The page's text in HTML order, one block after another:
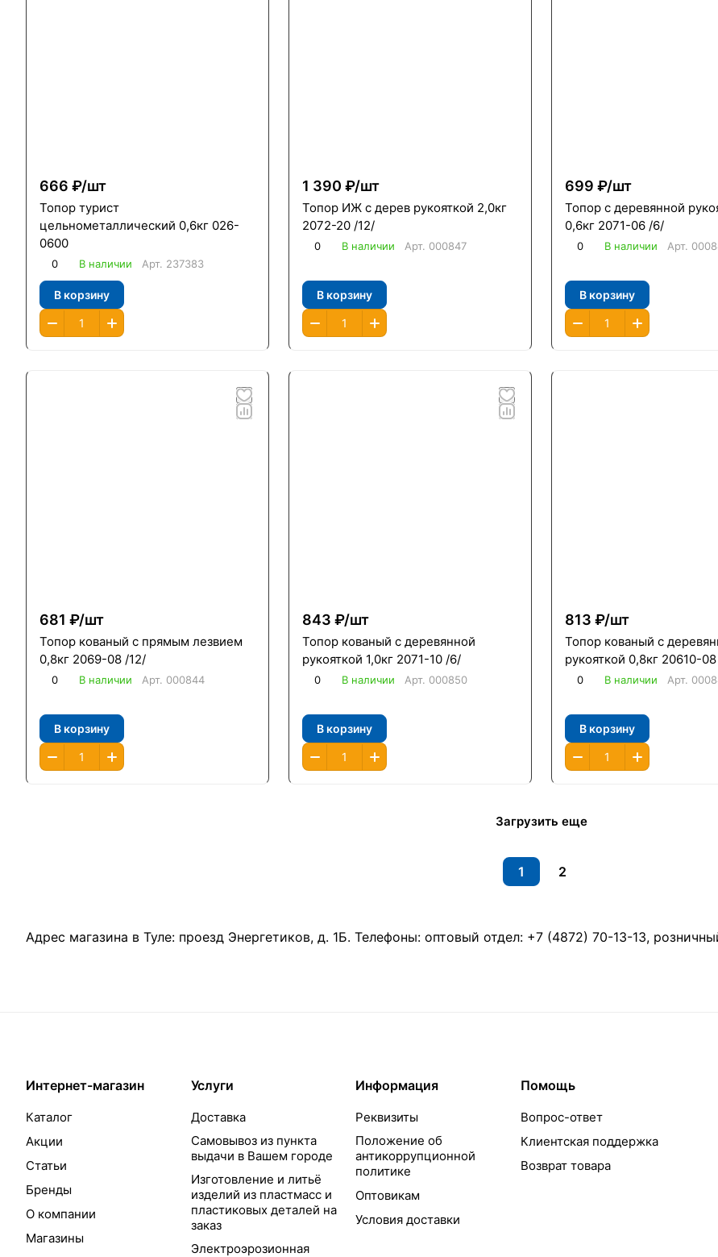
666 ₽/шт
Топор турист
цельнометаллический 0,6кг 026-
0600
0 В наличии Арт. 237383
В корзину
1 390 ₽/шт
Топор ИЖ с дерев рукояткой 2,0кг
2072-20 /12/
0 В наличии Арт. 000847
В корзину
699 ₽/шт
Топор с деревянной
0,6кг 2071-06 /6/
0 В наличии Арт.
В корзину
681 ₽/шт
Топор кованый с прямым лезвием
0,8кг 2069-08 /12/
0 В наличии Арт. 000844
В корзину
843 ₽/шт
Топор кованый с деревянной
рукояткой 1,0кг 2071-10 /6/
0 В наличии Арт. 000850
В корзину
813 ₽/шт
Топор кованый с
рукояткой 0,8кг 20610-
0 В наличии Арт.
В корзину
Загрузить еще
1 2
Адрес магазина в Туле: проезд Энергетиков, д. 1Б. Телефоны: оптовый отдел: +7 (4872) 70-13-13,
Интернет-магазин
Каталог
Акции
Статьи
Бренды
О компании
Магазины
Услуги
Доставка
Самовывоз из пункта
выдачи в Вашем городе
Изготовление и литьё
изделий из пластмасс и
пластиковых деталей на
заказ
Электроэрозионная
Информация
Реквизиты
Положение об
антикоррупционной
политике
Оптовикам
Условия доставки
Помощь
Вопрос-ответ
Клиентская поддержка
Возврат товара